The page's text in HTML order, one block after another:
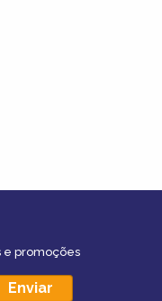
e promoções